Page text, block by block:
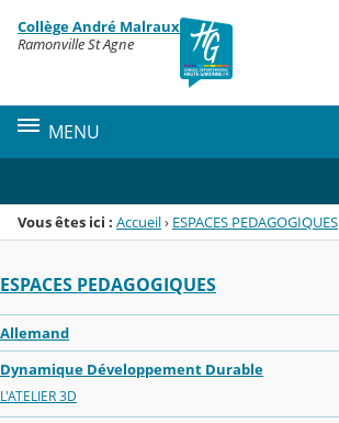
Menu de la rubrique
Contenu
Collège André Malraux
Ramonville St Agne
MENU
Vous êtes ici : Accueil› ESPACES PEDAGOGIQUES
ESPACES PEDAGOGIQUES
Allemand
Dynamique Développement Durable
L'ATELIER 3D